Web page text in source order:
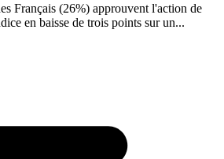
Français (26%) approuvent l'action de
en baisse de trois points sur un...